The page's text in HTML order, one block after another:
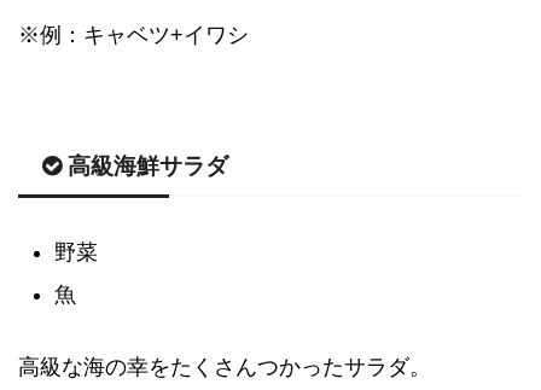
※例：キャベツ+イワシ
高級海鮮サラダ
野菜
魚
高級な海の幸をたくさんつかったサラダ。